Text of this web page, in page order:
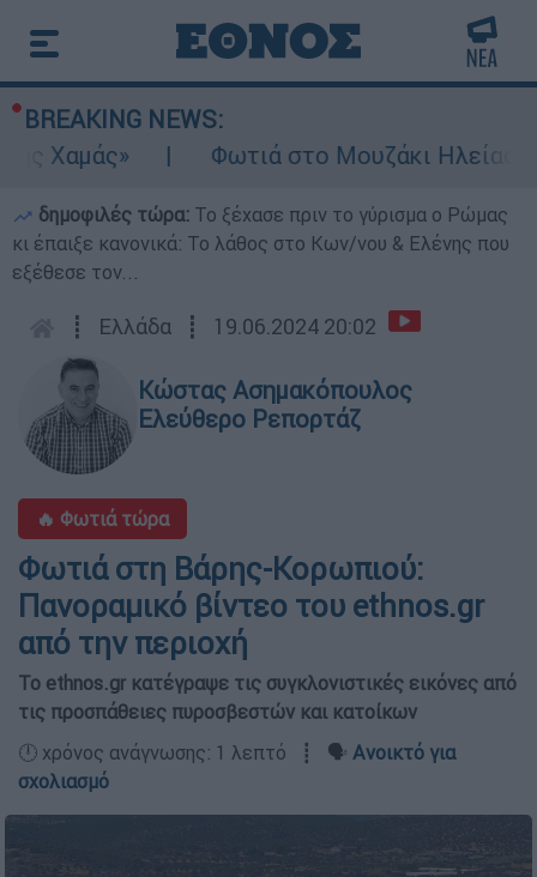
BREAKING NEWS:
Χαμάς»
Φωτιά στο Μουζάκι Ηλείας:
δημοφιλές τώρα: Το ξέχασε πριν το γύρισμα ο Ρώμας
κι έπαιξε κανονικά: Το λάθος στο Κων/νου & Ελένης που
εξέθεσε τον...
┋ Ελλάδα ┋ 19.06.2024 20:02
Κώστας Ασημακόπουλος
Ελεύθερο Ρεπορτάζ
🔥 Φωτιά τώρα
Φωτιά στη Βάρης-Κορωπιού:
Πανοραμικό βίντεο του ethnos.gr
από την περιοχή
Το ethnos.gr κατέγραψε τις συγκλονιστικές εικόνες από
τις προσπάθειες πυροσβεστών και κατοίκων
🕛 χρόνος ανάγνωσης: 1 λεπτό ┋ 🗣️ Ανοικτό για
σχολιασμό